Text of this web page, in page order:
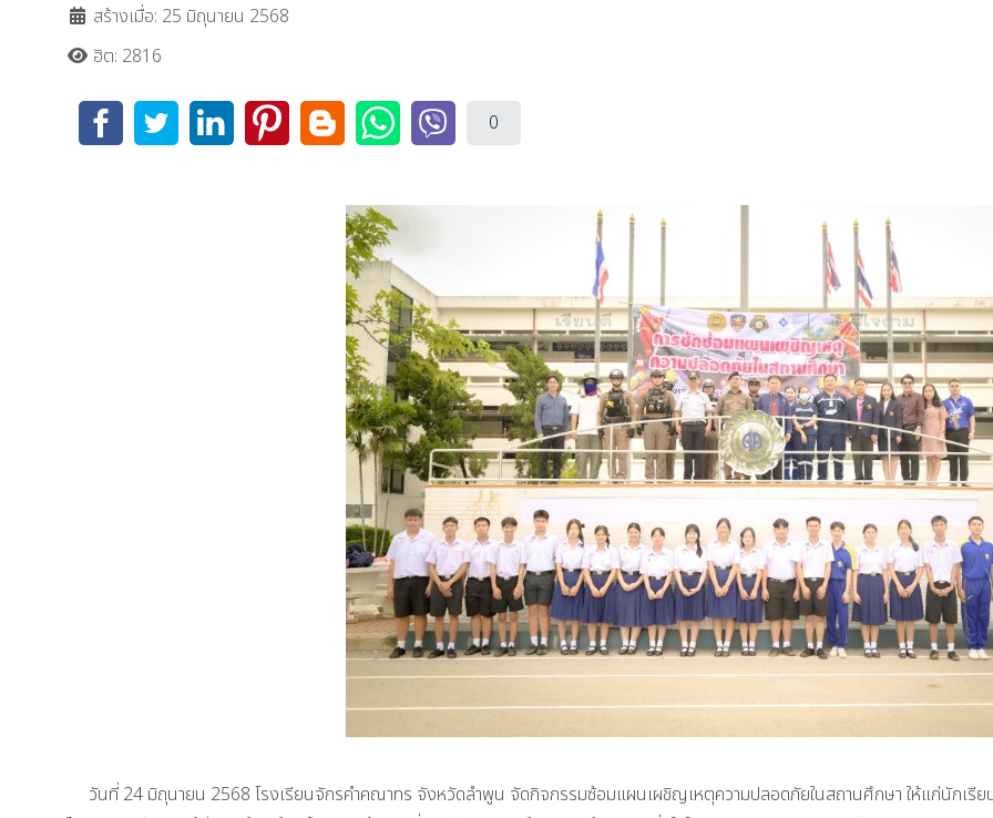
สร้างเมื่อ: 25 มิถุนายน 2568
ฮิต: 2816
0
วันที่ 24 มิถุนายน 2568 โรงเรียนจักรคำคณาทร จังหวัดลำพูน จัดกิจกรรมซ้อมแผนเผชิญเหตุความปลอดภัยในสถานศึกษา ให้แก่นักเ